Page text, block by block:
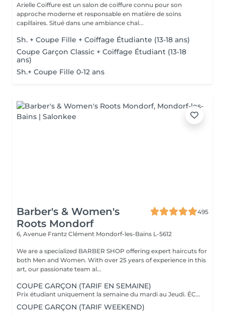
Arielle Coiffure est un salon de coiffure connu pour son
approche moderne et responsable en matière de soins
capillaires. Situé dans une ambiance chal...
Sh. + Coupe Fille + Coiffage Étudiante (13-18 ans)
Coupe Garçon Classic + Coiffage Étudiant (13-18
ans)
Sh.+ Coupe Fille 0-12 ans
Barber's & Women's
Roots Mondorf
495
6, Avenue Frantz Clément Mondorf-les-Bains L-5612
We are a specialized BARBER SHOP offering expert haircuts for
both Men and Women. With over 25 years of experience in this
art, our passionate team al...
COUPE GARÇON (TARIF EN SEMAINE)
Prix étudiant uniquement la semaine du mardi au Jeudi. ÉCOLIER (4-12 ans) 33 euros ( mardi au jeudi ) ÉTUDIANT ( 13-18 ans) 37 euros ( mardi au jeudi ) ******* Dégradé à Blanc/Taper fade ect ..... Prix unique à 45 euros de 4 à 18 ans******* Le VENDREDI et SAMEDI, les prix Adultes seront appliqués. Merci de votre compréhension.
COUPE GARÇON (TARIF WEEKEND)